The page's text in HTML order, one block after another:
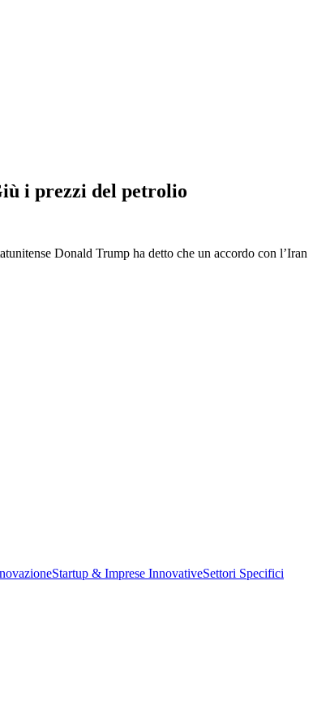
i prezzi del petrolio
Donald Trump ha detto che un accordo con l’Iran
Startup & Imprese InnovativeSettori Specifici